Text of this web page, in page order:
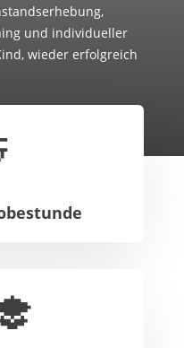
und individueller
wieder erfolgreich